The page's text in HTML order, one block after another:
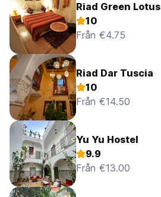
Riad Green Lotus
10
Från €4.75
Riad Dar Tuscia
10
Från €14.50
Yu Yu Hostel
9.9
Från €13.00